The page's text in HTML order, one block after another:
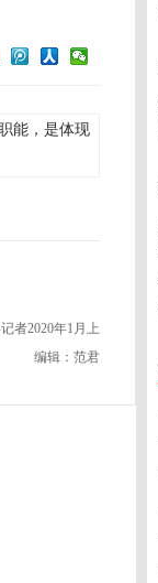
能，是体现
者2020年1月上
编辑：范君